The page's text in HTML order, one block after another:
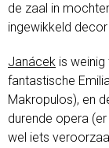
de zaal in
ingewikkeld
Janácek is
fantastische
Makropulos), en
durende opera
wel iets